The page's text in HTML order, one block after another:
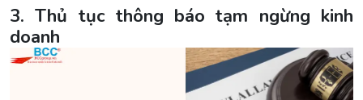
3. Thủ tục thông báo tạm ngừng kinh
doanh